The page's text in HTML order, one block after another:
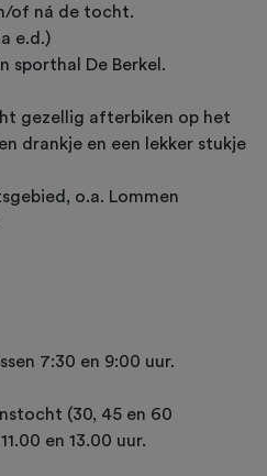
of ná de tocht.
e.d.)
sporthal De Berkel.
gezellig afterbiken op het
drankje en een lekker stukje
o.a. Lommen
7:30 en 9:00 uur.
(30, 45 en 60
en 13.00 uur.